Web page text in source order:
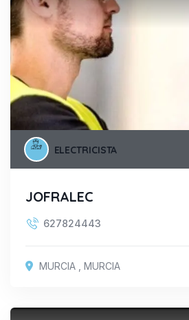
ELECTRICISTA
JOFRALEC
627824443
MURCIA MURCIA